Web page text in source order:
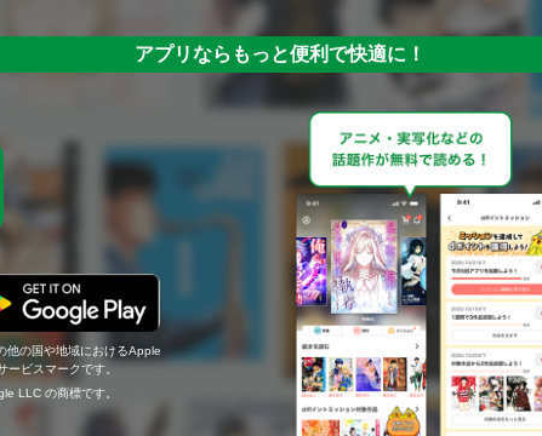
アプリならもっと便利で快適に！
他の国や地域におけるApple
ビスマークです。
LLC の商標です。